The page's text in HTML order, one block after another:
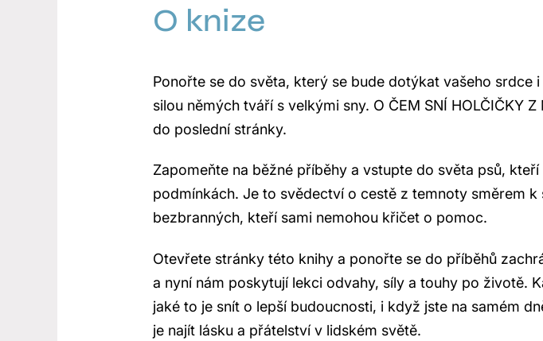
O knize
Ponořte se do světa, který se bude dotýkat vašeho srdce
silou němých tváří s velkými sny. O ČEM SNÍ HOLČIČKY
do poslední stránky.
Zapomeňte na běžné příběhy a vstupte do světa psů,
podmínkách. Je to svědectví o cestě z temnoty směrem k
bezbranných, kteří sami nemohou křičet o pomoc.
Otevřete stránky této knihy a ponořte se do příběhů
a nyní nám poskytují lekci odvahy, síly a touhy po životě.
jaké to je snít o lepší budoucnosti, i když jste na samém
je najít lásku a přátelství v lidském světě.